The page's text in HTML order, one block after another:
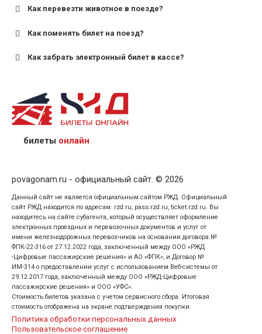
для пригородных поездов — от 7 лет.
Как перевезти животное в поезде?
Как поменять билет на поезд?
Как забрать электронный билет в кассе?
назвав кассиру 14-значный номер заказа;
предъявив удостоверение личности пассажира, на
кого оформлен билет.
билеты онлайн
povagonam.ru - официальный сайт. © 2026
Данный сайт не является официальным сайтом РЖД. Официальный
сайт РЖД находится по адресам: rzd.ru, pass.rzd.ru, ticket.rzd.ru. Вы
находитесь на сайте субагента, который осуществляет оформление
электронных проездных и перевозочных документов и услуг от
имени железнодорожных перевозчиков на основании договора №
ФПК-22-316 от 27.12.2022 года, заключенный между ООО «РЖД
-Цифровые пассажирские решения» и АО «ФПК», и Договор №
ИМ-314 о предоставлении услуг с использованием Веб-системы от
29.12.2017 года, заключенный между ООО «РЖД-Цифровые
пассажирские решения» и ООО «УФС».
Стоимость билетов указана с учетом сервисного сбора. Итоговая
стоимость отображена на экране подтверждения покупки.
Политика обработки персональных данных
Пользовательское соглашение